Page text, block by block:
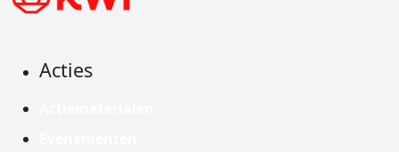
Acties